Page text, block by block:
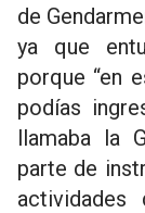
de
ya que
porque “en
podías
llamaba la
parte de